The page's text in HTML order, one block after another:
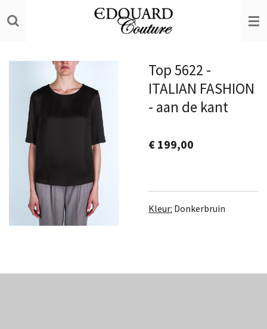
direct
hoofdinhoud
Top 5622 -
ITALIAN FASHION
- aan de kant
€ 199,00
Kleur: Donkerbruin